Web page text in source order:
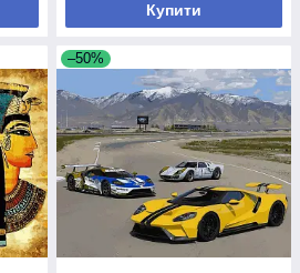
Купити
–50%